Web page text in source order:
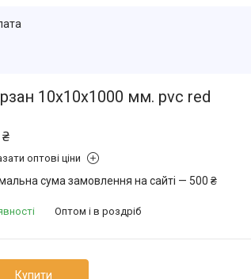
10х10х1000 мм. pvc red
оптові ціни
сума замовлення на сайті — 500 ₴
Оптом і в роздріб
Купити